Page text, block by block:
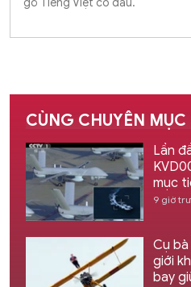
CÙNG CHUYÊN MỤC
Lần
mục
9 giờ
Cụ
giới
bay